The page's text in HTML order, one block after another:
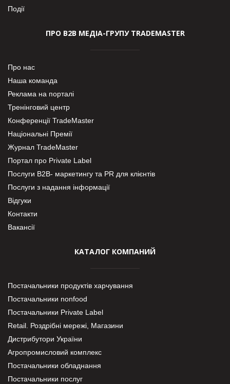
Події
ПРО В2В МЕДІА-ГРУПУ TRADEMASTER
Про нас
Наша команда
Реклама на порталі
Тренінговий центр
Конференції TradeMaster
Національні Премії
Журнал TradeMaster
Портал про Private Label
Послуги В2В- маркетингу та PR для клієнтів
Послуги з надання інформації
Відгуки
Контакти
Вакансії
КАТАЛОГ КОМПАНИЙ
Постачальники продуктів харчування
Постачальники nonfood
Постачальники Private Label
Retail. Роздрібні мережі, Магазини
Дистрибутори України
Агропромисловий комплекс
Постачальники обладнання
Постачальники послуг